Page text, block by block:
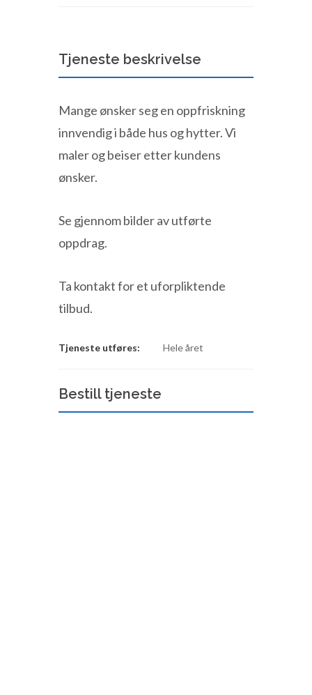
Tjeneste beskrivelse
Mange ønsker seg en oppfriskning
innvendig i både hus og hytter. Vi
maler og beiser etter kundens
ønsker.
Se gjennom bilder av utførte
oppdrag.
Ta kontakt for et uforpliktende
tilbud.
Tjeneste utføres: Hele året
Bestill tjeneste